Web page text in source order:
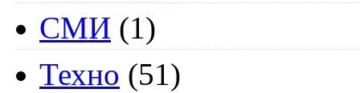
СМИ (1)
Техно (51)